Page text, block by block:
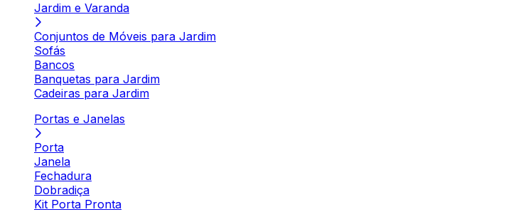
Jardim e Varanda
Conjuntos de Móveis para Jardim
Sofás
Bancos
Banquetas para Jardim
Cadeiras para Jardim
Portas e Janelas
Porta
Janela
Fechadura
Dobradiça
Kit Porta Pronta